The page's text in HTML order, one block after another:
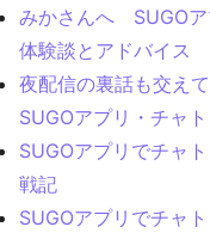
みかさんへ SUGOア
体験談とアドバイス
夜配信の裏話も交え
SUGOアプリ・チャ
SUGOアプリでチャ
戦記
SUGOアプリでチャ